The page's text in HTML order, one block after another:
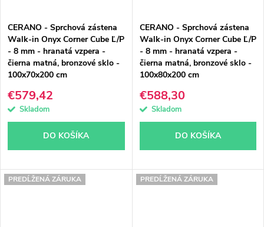
CERANO - Sprchová zástena
Walk-in Onyx Corner Cube Ľ/P
- 8 mm - hranatá vzpera -
čierna matná, bronzové sklo -
100x70x200 cm
€579,42
Skladom
DO KOŠÍKA
CERANO - Sprchová zástena
Walk-in Onyx Corner Cube Ľ/P
- 8 mm - hranatá vzpera -
čierna matná, bronzové sklo -
100x80x200 cm
€588,30
Skladom
DO KOŠÍKA
PREDĹŽENÁ ZÁRUKA PREDĹŽENÁ ZÁRUKA